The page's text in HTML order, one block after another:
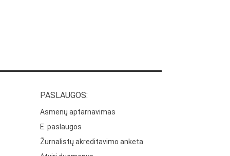
PASLAUGOS:
Asmenų aptarnavimas
E. paslaugos
Žurnalistų akreditavimo anketa